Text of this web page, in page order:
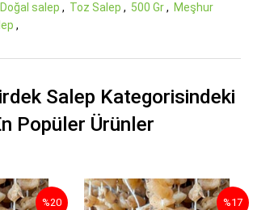
Doğal salep , Toz Salep , 500 Gr, Meşhur
,
Salep Kategorisindeki
Popüler Ürünler
%20 %17